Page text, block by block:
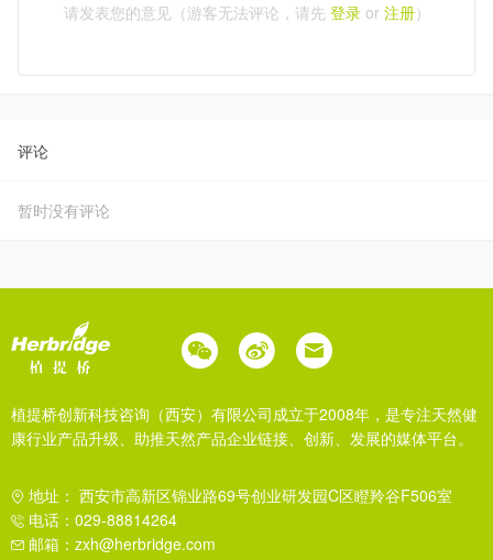
请发表您的意见（游客无法评论，请先 登录or 注册）
评论
暂时没有评论
植提桥创新科技咨询（西安）有限公司成立于2008年，是专注天然健
康行业产品升级、助推天然产品企业链接、创新、发展的媒体平台。
地址： 西安市高新区锦业路69号创业研发园C区瞪羚谷F506室
电话：029-88814264
邮箱：zxh@herbridge.com